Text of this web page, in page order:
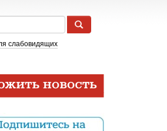
слабовидящих